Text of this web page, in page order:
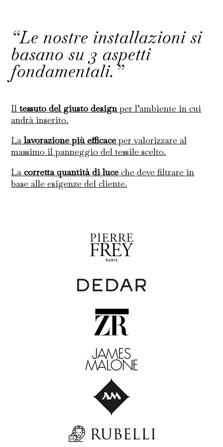
“Le nostre installazioni si
basano su 3 aspetti
fondamentali.”
Iltessuto del giusto designper l’ambiente in cui
andrà inserito.
Lalavorazione più efficace per valorizzare al
massimo il panneggio del tessile scelto.
Lacorretta quantità di luce che deve filtrare in
base alle esigenze del cliente.